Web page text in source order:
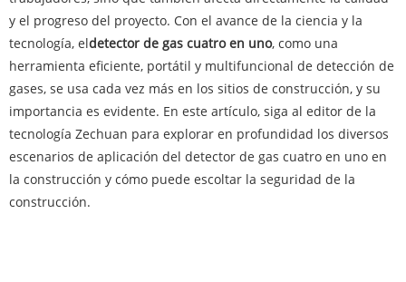
y el progreso del proyecto. Con el avance de la ciencia y la
tecnología, eldetector de gas cuatro en uno, como una
herramienta eficiente, portátil y multifuncional de detección de
gases, se usa cada vez más en los sitios de construcción, y su
importancia es evidente. En este artículo, siga al editor de la
tecnología Zechuan para explorar en profundidad los diversos
escenarios de aplicación del detector de gas cuatro en uno en
la construcción y cómo puede escoltar la seguridad de la
construcción.